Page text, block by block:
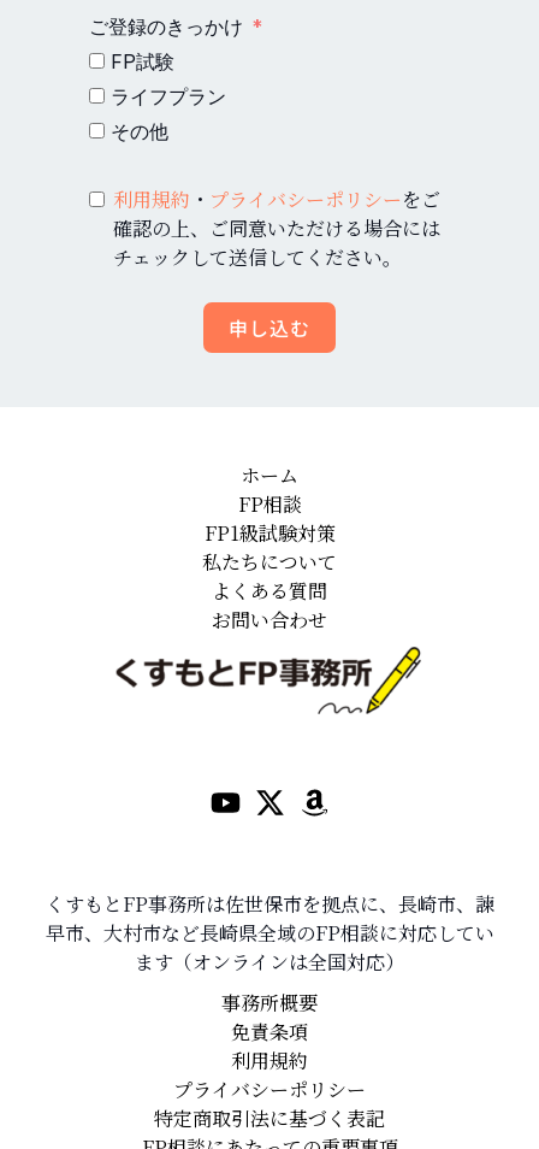
ご登録のきっかけ
FP試験
ライフプラン
その他
利用規約 ・ プライバシーポリシーをご
確認の上、ご同意いただける場合には
チェックして送信してください。
申し込む
ホーム
FP相談
FP1級試験対策
私たちについて
よくある質問
お問い合わせ
くすもとFP事務所は佐世保市を拠点に、長崎市、諫
早市、大村市など長崎県全域のFP相談に対応してい
ます（オンラインは全国対応）
事務所概要
免責条項
利用規約
プライバシーポリシー
特定商取引法に基づく表記